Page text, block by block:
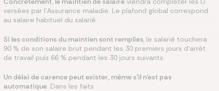
versées par l’Assurance maladie. Le plafond global correspond
au salaire habituel du salarié.
Si les conditions du maintien sont remplies, le salarié touchera
90 % de son salaire brut pendant les 30 premiers jours d’arrêt
de travail puis 66 % pendant les 30 jours suivants.
Un délai de carence peut exister, même s’il n’est pas
automatique. Dans les faits :